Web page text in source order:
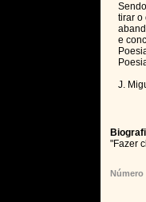
tirar o
e
J.
"Fazer
Número